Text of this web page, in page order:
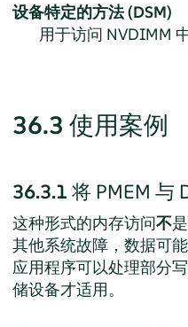
设备特定的方法 (DSM)
用于访问 NVDIMM
36.3 使用案例
36.3.1 将 PMEM 与
这种形式的内存访问不
其他系统故障，数据可
应用程序可以处理部分
储设备才适用。